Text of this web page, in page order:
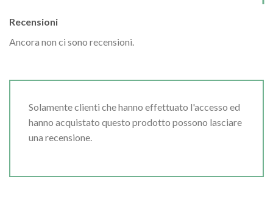
Recensioni
Ancora non ci sono recensioni.
Solamente clienti che hanno effettuato l'accesso ed
hanno acquistato questo prodotto possono lasciare
una recensione.